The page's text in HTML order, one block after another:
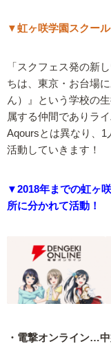
▼虹ヶ咲学園スクー
「スクフェス発の新
ちは、東京・お台場
ん）』という学校の
属する仲間でありラ
Aqoursとは異なり、1
活動していきます！
▼2018年までの虹ヶ
所に分かれて活動！
・電撃オンライン…